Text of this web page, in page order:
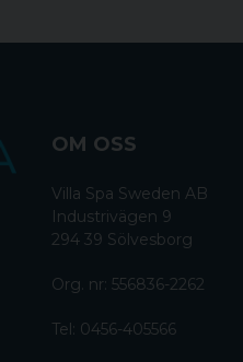
OM OSS
Villa Spa Sweden AB
Industrivägen 9
294 39 Sölvesborg
Org. nr: 556836-2262
Tel: 0456-405566